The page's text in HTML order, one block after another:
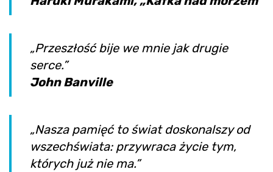
„Przeszłość bije we mnie jak drugie
serce.”
John Banville
„Nasza pamięć to świat doskonalszy od
wszechświata: przywraca życie tym,
których już nie ma.”